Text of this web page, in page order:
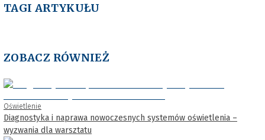
TAGI ARTYKUŁU
ZOBACZ RÓWNIEŻ
Oświetlenie
Diagnostyka i naprawa nowoczesnych systemów oświetlenia –
wyzwania dla warsztatu